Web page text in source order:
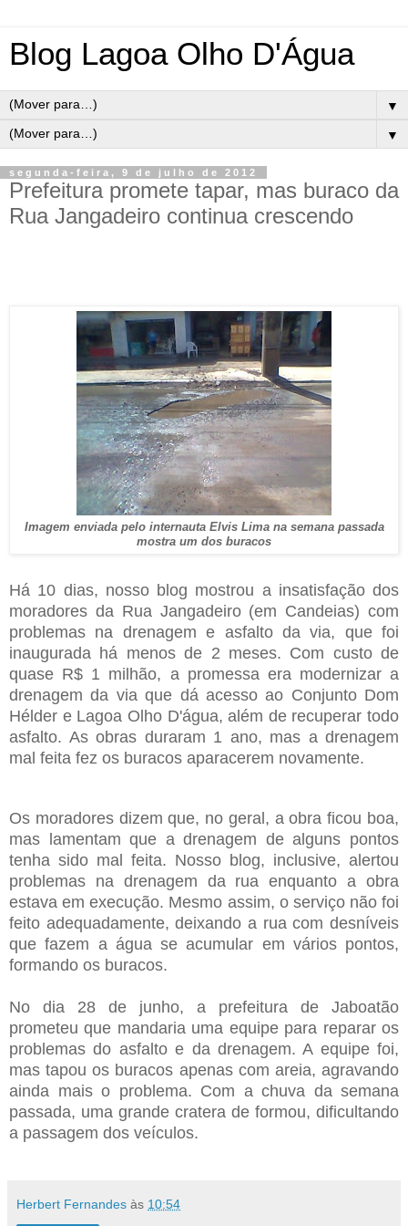
Blog Lagoa Olho D'Água
▼
▼
segunda-feira, 9 de julho de 2012
Prefeitura promete tapar, mas buraco da
Rua Jangadeiro continua crescendo
Imagem enviada pelo internauta Elvis Lima na semana passada
mostra um dos buracos
Há 10 dias, nosso blog mostrou a insatisfação dos
moradores da Rua Jangadeiro (em Candeias) com
problemas na drenagem e asfalto da via, que foi
inaugurada há menos de 2 meses. Com custo de
quase R$ 1 milhão, a promessa era modernizar a
drenagem da via que dá acesso ao Conjunto Dom
Hélder e Lagoa Olho D'água, além de recuperar todo
asfalto. As obras duraram 1 ano, mas a drenagem
mal feita fez os buracos aparacerem novamente.
Os moradores dizem que, no geral, a obra ficou boa,
mas lamentam que a drenagem de alguns pontos
tenha sido mal feita. Nosso blog, inclusive, alertou
problemas na drenagem da rua enquanto a obra
estava em execução. Mesmo assim, o serviço não foi
feito adequadamente, deixando a rua com desníveis
que fazem a água se acumular em vários pontos,
formando os buracos.
No dia 28 de junho, a prefeitura de Jaboatão
prometeu que mandaria uma equipe para reparar os
problemas do asfalto e da drenagem. A equipe foi,
mas tapou os buracos apenas com areia, agravando
ainda mais o problema. Com a chuva da semana
passada, uma grande cratera de formou, dificultando
a passagem dos veículos.
Herbert Fernandes às 10:54